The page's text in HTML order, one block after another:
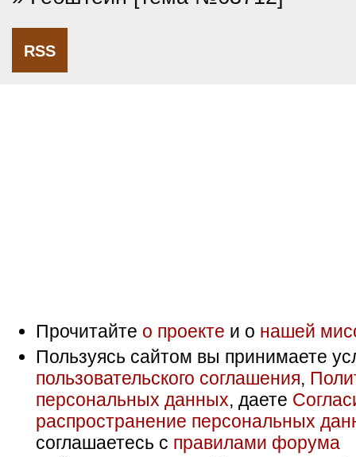
RSS
Прочитайте о проекте и о нашей
Пользуясь сайтом вы принимаете
пользовательского соглашения,
персональных данных, даете
распространение персональных
соглашаетесь с правилами форума